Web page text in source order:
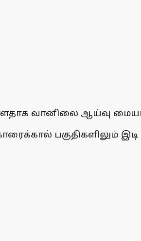
வானிலை ஆய்வு மையம்
பகுதிகளிலும்